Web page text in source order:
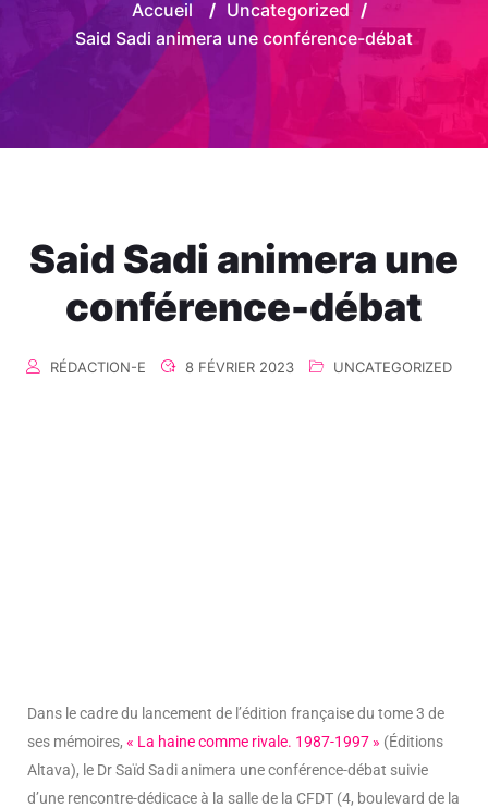
Accueil / Uncategorized /
Said Sadi animera une conférence-débat
Said Sadi animera une
conférence-débat
RÉDACTION-E 8 FÉVRIER 2023 UNCATEGORIZED
Dans le cadre du lancement de l’édition française du tome 3 de
ses mémoires, « La haine comme rivale. 1987-1997 » (Éditions
Altava), le Dr Saïd Sadi animera une conférence-débat suivie
d’une rencontre-dédicace à la salle de la CFDT (4, boulevard de la